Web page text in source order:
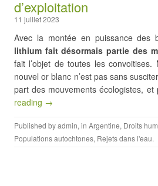
d’exploitation
11 juillet 2023
Avec la montée en puissance des
lithium fait désormais partie des
fait l’objet de toutes les convoitises.
nouvel or blanc n’est pas sans
part des mouvements écologistes, et
reading →
Published byadmin, in Argentine, Droits
Populations autochtones, Rejets dans l'eau.